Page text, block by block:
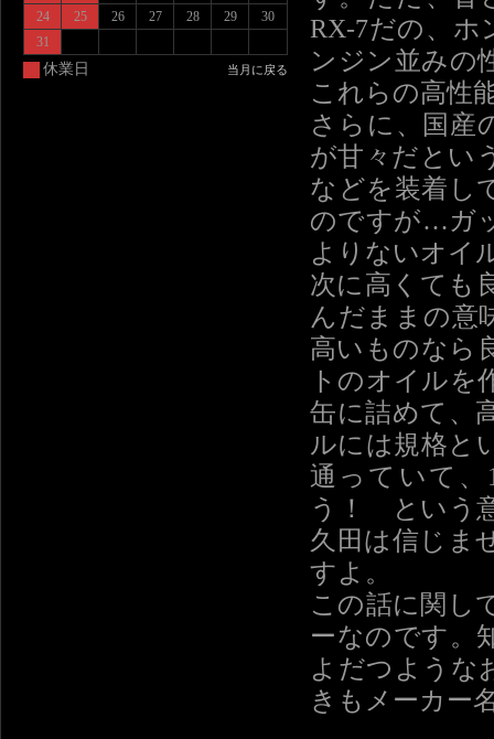
RX-7だの、
ンジン並みの
これらの高性
さらに、国産
が甘々だとい
などを装着し
のですが…ガ
よりないオイ
次に高くても
んだままの意
高いものなら
トのオイル
缶に詰めて、
ルには規格と
通っていて
う！ という
久田は信じま
すよ。
この話に関し
ーなのです。
よだつような
きもメーカー
24 25 26 27 28 29
30
31
休業日 当月に戻る